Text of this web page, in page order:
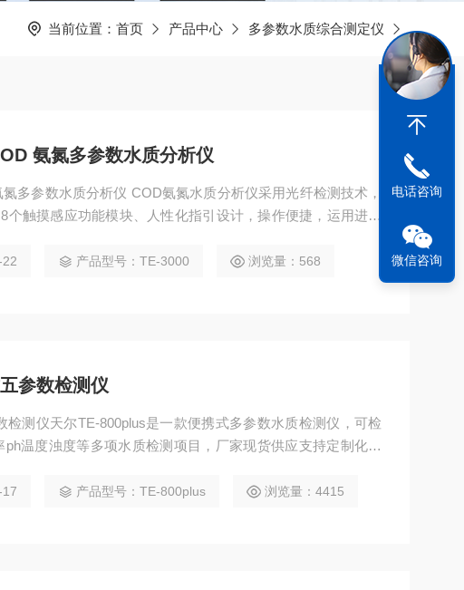
当前位置： 首页 产品中心 多参数水质综合测定仪
氨氮多参数水质分析仪
多参数水质分析仪 COD氨氮水质分析仪采用光纤检测技术，
个触摸感应功能模块、人性化指引设计，操作便捷，运用进口
产品型号：TE-3000 浏览量：568
参数检测仪
检测仪天尔TE-800plus是一款便携式多参数水质检测仪，可检
温度浊度等多项水质检测项目，厂家现货供应支持定制化服
产品型号：TE-800plus 浏览量：4415
电话咨询
微信咨询